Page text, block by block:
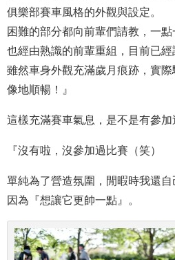
俱樂部賽車風格的外觀與設定。
困難的部分都向前輩們請教，一
也經由熟識的前輩重組，目前已經
雖然車身外觀充滿歲月痕跡，實
像地順暢！』
這樣充滿賽車氣息，是不是有參加
『沒有啦，沒參加過比賽（笑）
單純為了營造氛圍，閒暇時我還
因為『想讓它更帥一點』。